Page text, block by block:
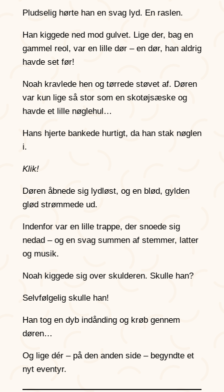
Pludselig hørte han en svag lyd. En raslen.
Han kiggede ned mod gulvet. Lige der, bag en
gammel reol, var en lille dør – en dør, han aldrig
havde set før!
Noah kravlede hen og tørrede støvet af. Døren
var kun lige så stor som en skotøjsæske og
havde et lille nøglehul…
Hans hjerte bankede hurtigt, da han stak nøglen
i.
Klik!
Døren åbnede sig lydløst, og en blød, gylden
glød strømmede ud.
Indenfor var en lille trappe, der snoede sig
nedad – og en svag summen af stemmer, latter
og musik.
Noah kiggede sig over skulderen. Skulle han?
Selvfølgelig skulle han!
Han tog en dyb indånding og krøb gennem
døren…
Og lige dér – på den anden side – begyndte et
nyt eventyr.